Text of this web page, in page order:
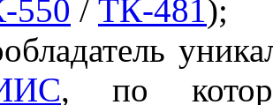
/ ТК-481);
, по